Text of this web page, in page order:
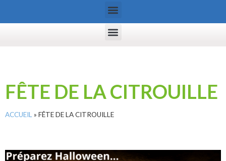
FÊTE DE LA CITROUILLE
ACCUEIL » FÊTE DE LA CITROUILLE